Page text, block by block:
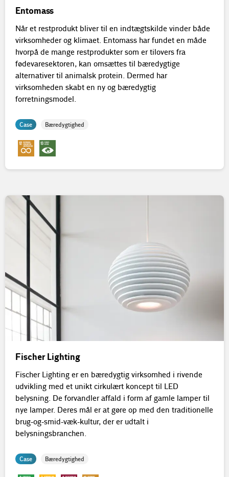
Entomass
Når et restprodukt bliver til en indtægtskilde vinder både
virksomheder og klimaet. Entomass har fundet en måde
hvorpå de mange restprodukter som er tilovers fra
fødevaresektoren, kan omsættes til bæredygtige
alternativer til animalsk protein. Dermed har
virksomheden skabt en ny og bæredygtig
forretningsmodel.
Case Bæredygtighed
Fischer Lighting
Fischer Lighting er en bæredygtig virksomhed i rivende
udvikling med et unikt cirkulært koncept til LED
belysning. De forvandler affald i form af gamle lamper til
nye lamper. Deres mål er at gøre op med den traditionelle
brug-og-smid-væk-kultur, der er udtalt i
belysningsbranchen.
Case Bæredygtighed